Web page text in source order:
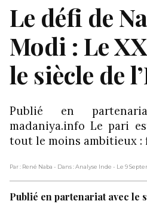
Le défi de
Modi : Le
le siècle de
Publié en
madaniya.info Le pari
tout le moins ambitieux :
Par : René Naba - Dans : Analyse Inde - Le 9
Publié en partenariat avec le